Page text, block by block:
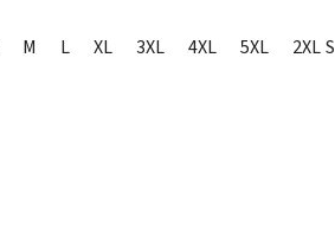
M L XL 3XL 4XL 5XL 2XL S